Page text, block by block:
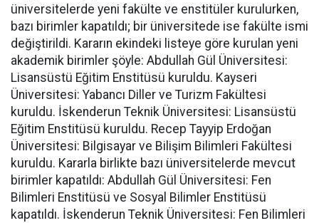
üniversitelerde yeni fakülte ve enstitüler kurulurken,
bazı birimler kapatıldı; bir üniversitede ise fakülte ismi
değiştirildi. Kararın ekindeki listeye göre kurulan yeni
akademik birimler şöyle: Abdullah Gül Üniversitesi:
Lisansüstü Eğitim Enstitüsü kuruldu. Kayseri
Üniversitesi: Yabancı Diller ve Turizm Fakültesi
kuruldu. İskenderun Teknik Üniversitesi: Lisansüstü
Eğitim Enstitüsü kuruldu. Recep Tayyip Erdoğan
Üniversitesi: Bilgisayar ve Bilişim Bilimleri Fakültesi
kuruldu. Kararla birlikte bazı üniversitelerde mevcut
birimler kapatıldı: Abdullah Gül Üniversitesi: Fen
Bilimleri Enstitüsü ve Sosyal Bilimler Enstitüsü
kapatıldı. İskenderun Teknik Üniversitesi: Fen Bilimleri